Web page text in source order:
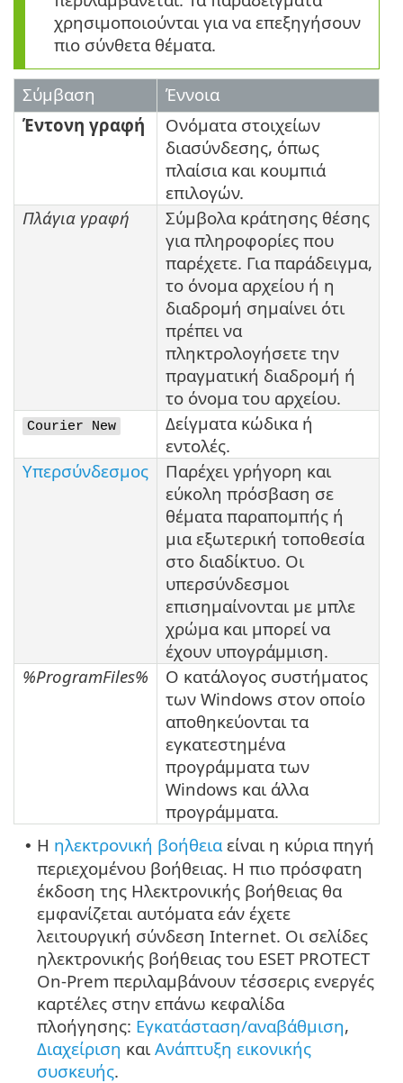
χρησιμοποιούνται για να επεξηγήσουν
πιο σύνθετα θέματα.
Σύμβαση
Έννοια
Έντονη γραφή
Ονόματα στοιχείων
διασύνδεσης, όπως
πλαίσια και κουμπιά
επιλογών.
Πλάγια γραφή
Σύμβολα κράτησης θέσης
για πληροφορίες που
παρέχετε. Για παράδειγμα,
το όνομα αρχείου ή η
διαδρομή σημαίνει ότι
πρέπει να
πληκτρολογήσετε την
πραγματική διαδρομή ή
το όνομα του αρχείου.
Courier New
Δείγματα κώδικα ή
εντολές.
Υπερσύνδεσμος
Παρέχει γρήγορη και
εύκολη πρόσβαση σε
θέματα παραπομπής ή
μια εξωτερική τοποθεσία
στο διαδίκτυο. Οι
υπερσύνδεσμοι
επισημαίνονται με μπλε
χρώμα και μπορεί να
έχουν υπογράμμιση.
%ProgramFiles%
Ο κατάλογος συστήματος
των Windows στον οποίο
αποθηκεύονται τα
εγκατεστημένα
προγράμματα των
Windows και άλλα
προγράμματα.
• Η ηλεκτρονική βοήθεια είναι η κύρια πηγή
περιεχομένου βοήθειας. Η πιο πρόσφατη
έκδοση της Ηλεκτρονικής βοήθειας θα
εμφανίζεται αυτόματα εάν έχετε
λειτουργική σύνδεση Internet. Οι σελίδες
ηλεκτρονικής βοήθειας του ESET PROTECT
On-Prem περιλαμβάνουν τέσσερις ενεργές
καρτέλες στην επάνω κεφαλίδα
πλοήγησης: Εγκατάσταση/αναβάθμιση,
Διαχείριση και Ανάπτυξη εικονικής
συσκευής.